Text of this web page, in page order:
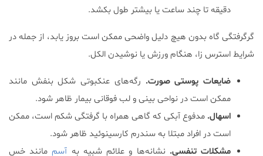
دقیقه تا چند ساعت یا بیشتر طول بکشد.
گرگرفتگی گاه بدون هیچ دلیل واضحی ممکن است بروز یابد، از جمله در
شرایط استرس زا، هنگام ورزش یا نوشیدن الکل.
ضایعات پوستی صورت. رگه‌های عنکبوتی شکل بنفش مانند
ممکن است در نواحی بینی و لب فوقانی بیمار ظاهر شود.
اسهال. مدفوع آبکی که گاهی همراه با گرفتگی شکم است، ممکن
است در افراد مبتلا به سندرم کارسینوئید ظاهر شود.
مشکلات تنفسی. نشانه‌ها و علائم شبیه به آسممانند خس